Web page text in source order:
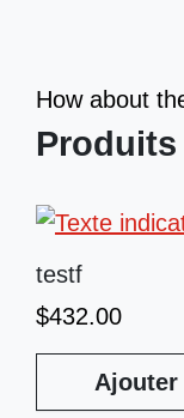
How about
testf
$432.00
Ajouter